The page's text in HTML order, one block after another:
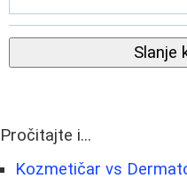
Slanje
Pročitajte i...
Kozmetičar vs